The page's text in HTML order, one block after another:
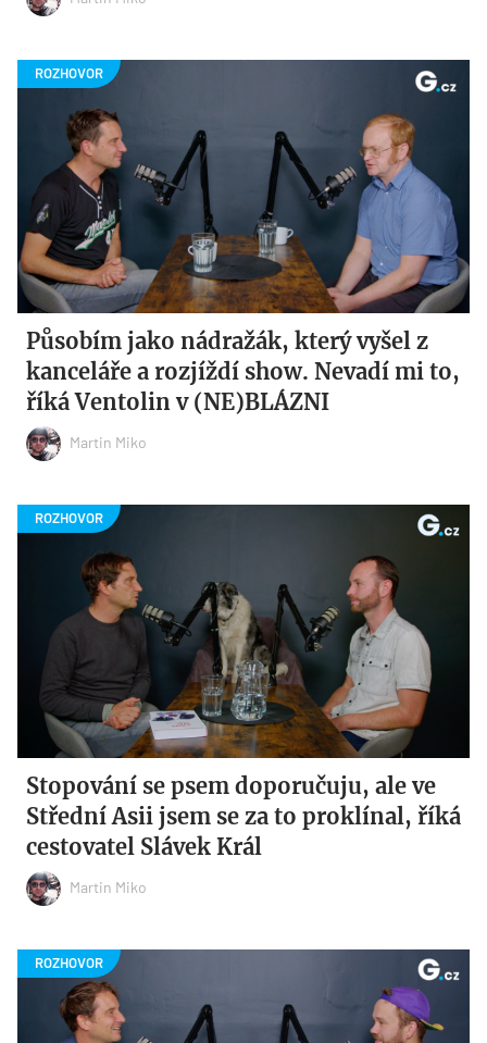
Působím jako nádražák, který vyšel z
kanceláře a rozjíždí show. Nevadí mi to,
říká Ventolin v (NE)BLÁZNI
Martin Miko
Stopování se psem doporučuju, ale ve
Střední Asii jsem se za to proklínal, říká
cestovatel Slávek Král
Martin Miko